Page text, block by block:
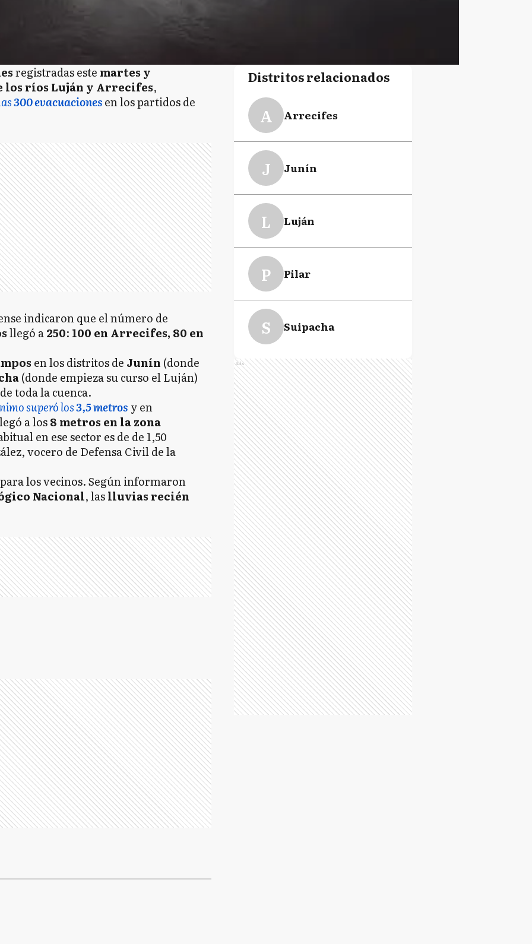
registradas este martes y
los ríos Luján y Arrecifes,
300 evacuacionesen los partidos de
indicaron que el número de
llegó a250: 100 en Arrecifes, 80 en
en los distritos de Junín (donde
(donde empieza su curso el Luján)
toda la cuenca.
superó los3,5 metros y en
a los8 metros en la zona
en ese sector es de de 1,50
vocero de Defensa Civil de la
los vecinos. Según informaron
Nacional, laslluvias recién
Distritos relacionados
A Arrecifes
J Junín
L Luján
P Pilar
S Suipacha
Ads